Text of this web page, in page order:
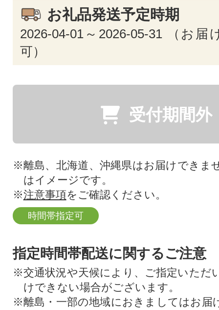
お礼品発送予定時期
2026-04-01～2026-05-31 （お届
可）
受付期間外
※離島、北海道、沖縄県はお届けできま
はイメージです。
※注意事項をご確認ください。
時間帯指定可
指定時間帯配送に関するご注意
※交通状況や天候により、ご指定いただ
けできない場合がございます。
※離島・一部の地域におきましてはお届